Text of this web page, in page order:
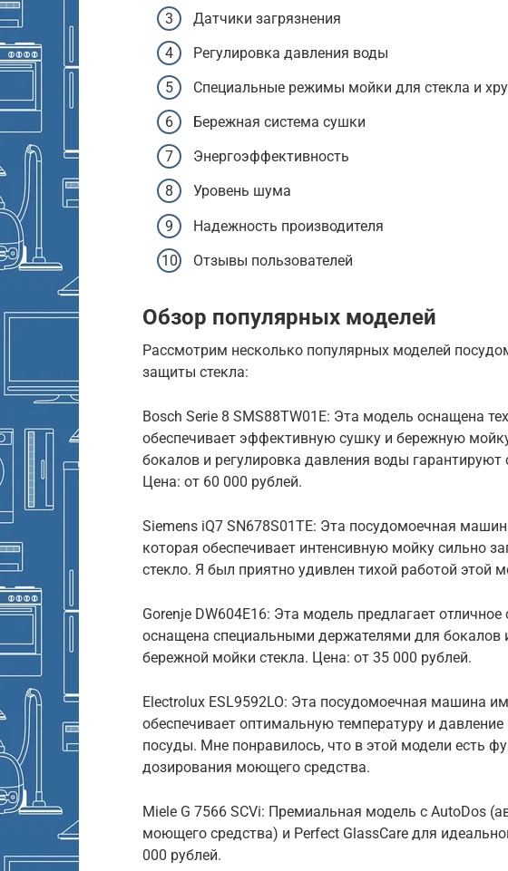
Датчики загрязнения
Регулировка давления воды
Специальные режимы мойки для стекла и
Бережная система сушки
Энергоэффективность
Уровень шума
Надежность производителя
Отзывы пользователей
Обзор популярных моделей
Рассмотрим несколько популярных моделей
защиты стекла:
Bosch Serie 8 SMS88TW01E: Эта модель оснащена
обеспечивает эффективную сушку и бережную
бокалов и регулировка давления воды гарантируют
Цена: от 60 000 рублей.
Siemens iQ7 SN678S01TE: Эта посудомоечная
которая обеспечивает интенсивную мойку сильно
стекло. Я был приятно удивлен тихой работой этой
Gorenje DW604E16: Эта модель предлагает
оснащена специальными держателями для бокалов
бережной мойки стекла. Цена: от 35 000 рублей.
Electrolux ESL9592LO: Эта посудомоечная машина
обеспечивает оптимальную температуру и
посуды. Мне понравилось, что в этой модели есть
дозирования моющего средства.
Miele G 7566 SCVi: Премиальная модель с AutoDos
моющего средства) и Perfect GlassCare для
000 рублей.